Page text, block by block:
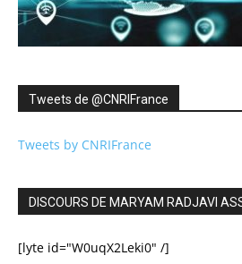
Tweets de ‎@CNRIFrance
Tweets by CNRIFrance
DISCOURS DE MARYAM RADJAVI
[lyte id="W0uqX2Leki0" /]